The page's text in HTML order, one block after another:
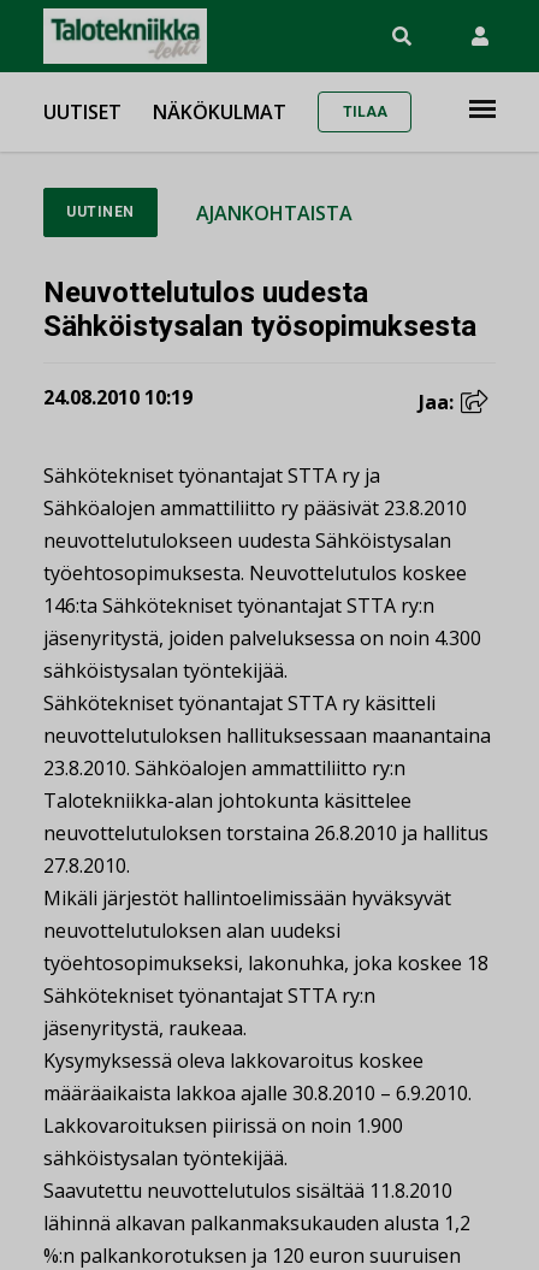
UUTISET NÄKÖKULMAT TILAA
UUTINEN AJANKOHTAISTA
Neuvottelutulos uudesta
Sähköistysalan työsopimuksesta
24.08.2010 10:19 Jaa:
Sähkötekniset työnantajat STTA ry ja
Sähköalojen ammattiliitto ry pääsivät 23.8.2010
neuvottelutulokseen uudesta Sähköistysalan
työehtosopimuksesta. Neuvottelutulos koskee
146:ta Sähkötekniset työnantajat STTA ry:n
jäsenyritystä, joiden palveluksessa on noin 4.300
sähköistysalan työntekijää.
Sähkötekniset työnantajat STTA ry käsitteli
neuvottelutuloksen hallituksessaan maanantaina
23.8.2010. Sähköalojen ammattiliitto ry:n
Talotekniikka-alan johtokunta käsittelee
neuvottelutuloksen torstaina 26.8.2010 ja hallitus
27.8.2010.
Mikäli järjestöt hallintoelimissään hyväksyvät
neuvottelutuloksen alan uudeksi
työehtosopimukseksi, lakonuhka, joka koskee 18
Sähkötekniset työnantajat STTA ry:n
jäsenyritystä, raukeaa.
Kysymyksessä oleva lakkovaroitus koskee
määräaikaista lakkoa ajalle 30.8.2010 – 6.9.2010.
Lakkovaroituksen piirissä on noin 1.900
sähköistysalan työntekijää.
Saavutettu neuvottelutulos sisältää 11.8.2010
lähinnä alkavan palkanmaksukauden alusta 1,2
%:n palkankorotuksen ja 120 euron suuruisen